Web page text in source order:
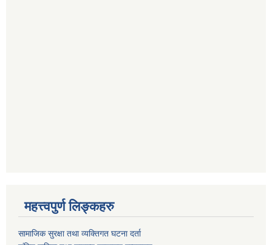
महत्त्वपुर्ण लिङ्कहरु
सामाजिक सुरक्षा तथा व्यक्तिगत घटना दर्ता